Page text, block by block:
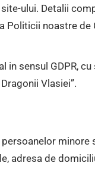
ului. Detalii
Politicii noastre de
in sensul GDPR,
Vlasiei”.
minore
adresa de